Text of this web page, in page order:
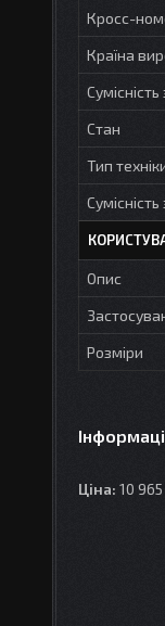
Кросс-
Країна
Стан
Тип
Опис
Розміри
Ціна: 10